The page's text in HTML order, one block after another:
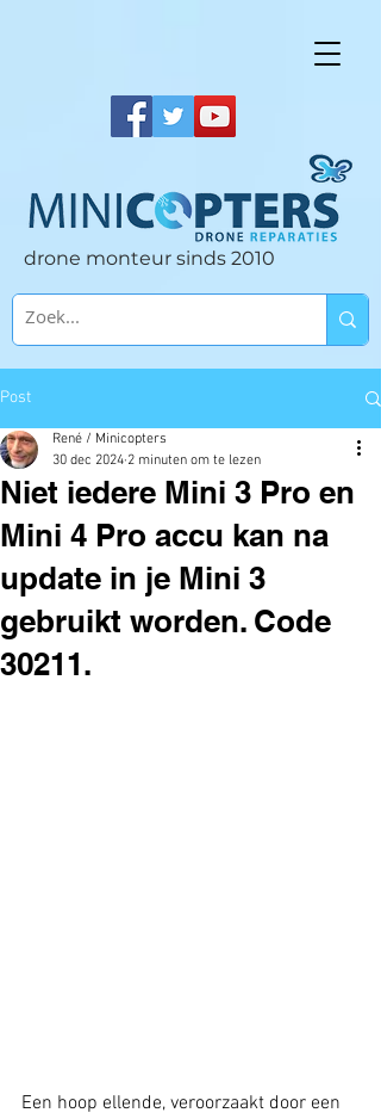
drone monteur sinds 2010
Post
Niet iedere Mini 3 Pro en
Mini 4 Pro accu kan na
update in je Mini 3
gebruikt worden. Code
30211.
René / Minicopters
30 dec 2024 2 minuten om te lezen
Een hoop ellende, veroorzaakt door een